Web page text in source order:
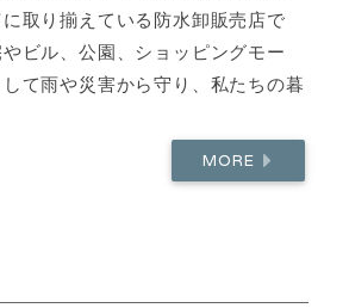
取り揃えている防水卸販売店で
ビル、公園、ショッピングモー
て雨や災害から守り、私たちの暮
MORE